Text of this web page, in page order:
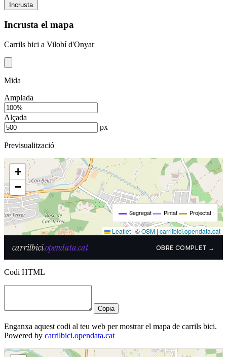
Incrusta
Incrusta el mapa
Carrils bici a Vilobí d'Onyar
Mida
Amplada
Alçada
px
Previsualització
Codi HTML
Copia
Enganxa aquest codi al teu web per mostrar el mapa de carrils bici.
Powered by carrilbici.opendata.cat